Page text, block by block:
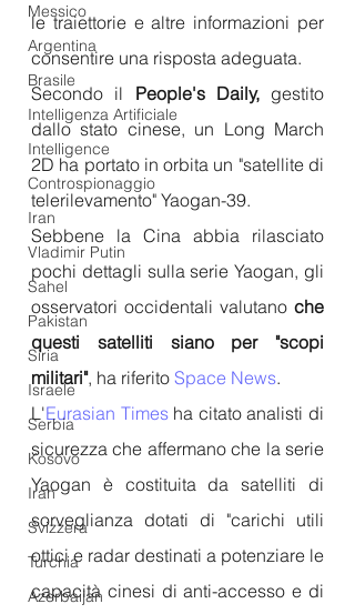
Messico
Argentina
Brasile
Intelligenza Artificiale
Intelligence
Controspionaggio
Iran
Vladimir Putin
Sahel
Pakistan
Siria
Israele
Serbia
Kosovo
Iran
Svizzera
Turchia
Azerbaijan
le traiettorie e altre informazioni per
consentire una risposta adeguata.
Secondo il People's Daily, gestito
dallo stato cinese, un Long March
2D ha portato in orbita un "satellite di
telerilevamento" Yaogan-39.
Sebbene la Cina abbia rilasciato
pochi dettagli sulla serie Yaogan, gli
osservatori occidentali valutano che
questi satelliti siano per "scopi
militari", ha riferito Space News.
L'Eurasian Times ha citato analisti di
sicurezza che affermano che la serie
Yaogan è costituita da satelliti di
sorveglianza dotati di "carichi utili
ottici e radar destinati a potenziare le
capacità cinesi di anti-accesso e di